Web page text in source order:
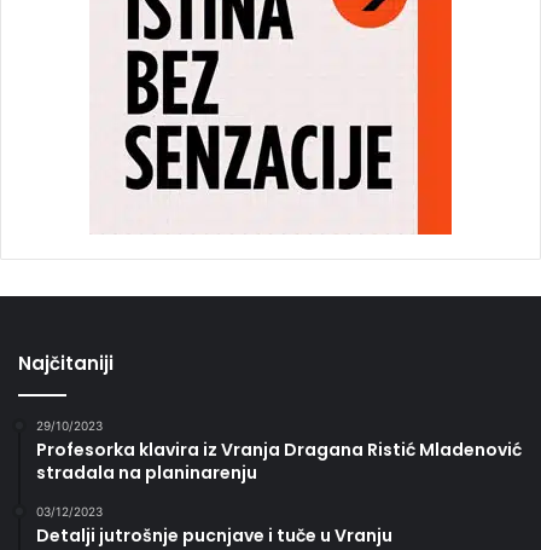
Najčitaniji
29/10/2023
Profesorka klavira iz Vranja Dragana Ristić Mladenović
stradala na planinarenju
03/12/2023
Detalji jutrošnje pucnjave i tuče u Vranju